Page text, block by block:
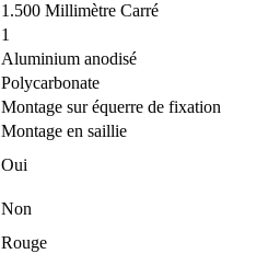
1.500 Millimètre Carré
1
Aluminium anodisé
Polycarbonate
Montage sur équerre de fixation
Montage en saillie
Oui
Non
Rouge